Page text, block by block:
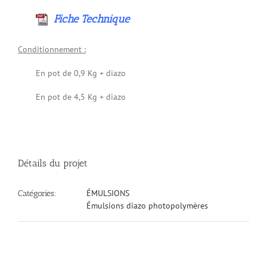
Fiche Technique
Conditionnement :
En pot de 0,9 Kg + diazo
En pot de 4,5 Kg + diazo
Détails du projet
Catégories:
ÉMULSIONS
Émulsions diazo photopolymères